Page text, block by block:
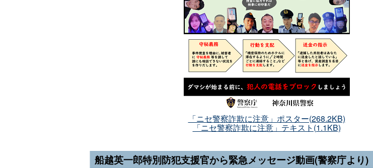
「ニセ警察詐欺に注意」ポスター(268.2KB)
「ニセ警察詐欺に注意」テキスト(1.1KB)
船越英一郎特別防犯支援官から緊急メッセージ動画(警察庁より)